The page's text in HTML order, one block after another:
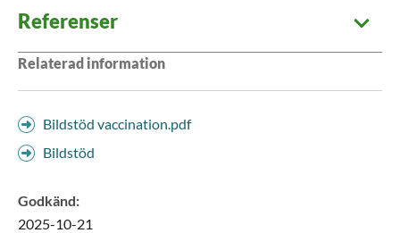
Referenser
Relaterad information
Bildstöd vaccination.pdf
Bildstöd
Godkänd:
2025-10-21